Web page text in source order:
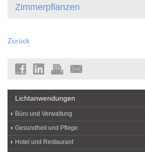
Zimmerpflanzen
Zurück
Lichtanwendungen
Büro und Verwaltung
Gesundheit und Pflege
Hotel und Restaurant